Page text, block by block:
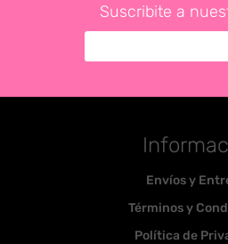
Suscribite a
Envíos y
Términos y
Política de